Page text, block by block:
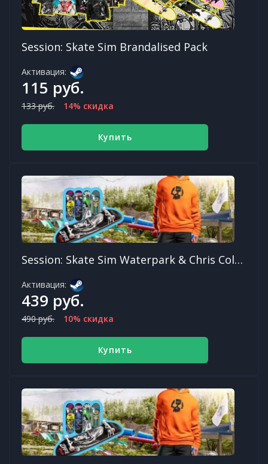
Session: Skate Sim Brandalised Pack
Активация:
115 руб.
133 руб. 14% скидка
Купить
Session: Skate Sim Waterpark & Chris Cole DLC
Активация:
439 руб.
490 руб. 10% скидка
Купить